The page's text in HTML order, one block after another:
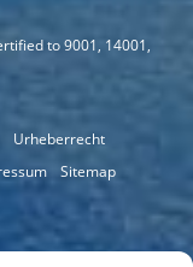
to 9001, 14001,
Urheberrecht
Sitemap